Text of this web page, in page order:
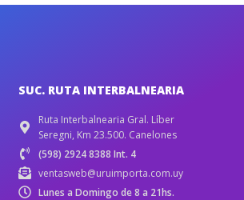
SUC. RUTA INTERBALNEARIA
Ruta Interbalnearia Gral. Líber
Seregni, Km 23.500. Canelones
(598) 2924 8388 Int. 4
ventasweb@uruimporta.com.uy
Lunes a Domingo de 8 a 21hs.